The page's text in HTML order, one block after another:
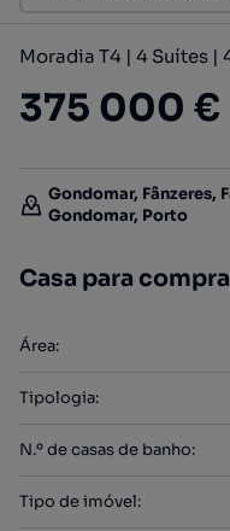
375 000 €
Gondomar, Fânzeres,
Gondomar, Porto
Casa para
Área:
Tipologia:
N.º de casas de banho:
Tipo de imóvel: